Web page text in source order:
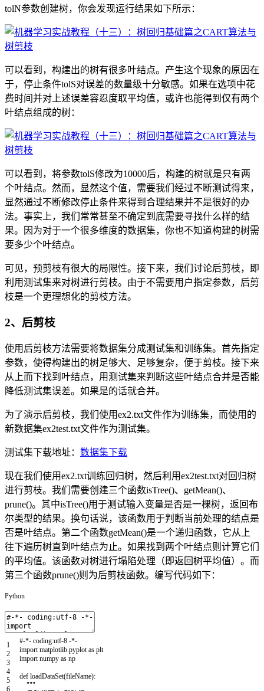
tolN参数创建树，你会发现运行结果如下所示：
可以看到，构建出的树有很多叶结点。产生这个现象的原因在
于，停止条件tolS对误差的数量级十分敏感。如果在选项中花
费时间并对上述误差容忍度取平均值，或许也能得到仅有两个
叶结点组成的树：
可以看到，将参数tolS修改为10000后，构建的树就是只有两
个叶结点。然而，显然这个值，需要我们经过不断测试得来，
显然通过不断修改停止条件来得到合理结果并不是很好的办
法。事实上，我们常常甚至不确定到底需要寻找什么样的结
果。因为对于一个很多维度的数据集，你也不知道构建的树需
要多少个叶结点。
可见，预剪枝有很大的局限性。接下来，我们讨论后剪枝，即
利用测试集来对树进行剪枝。由于不需要用户指定参数，后剪
枝是一个更理想化的剪枝方法。
2、后剪枝
使用后剪枝方法需要将数据集分成测试集和训练集。首先指定
参数，使得构建出的树足够大、足够复杂，便于剪枝。接下来
从上而下找到叶结点，用测试集来判断这些叶结点合并是否能
降低测试集误差。如果是的话就合并。
为了演示后剪枝，我们使用ex2.txt文件作为训练集，而使用的
新数据集ex2test.txt文件作为测试集。
测试集下载地址： 数据集下载
现在我们使用ex2.txt训练回归树，然后利用ex2test.txt对回归树
进行剪枝。我们需要创建三个函数isTree()、getMean()、
prune()。其中isTree()用于测试输入变量是否是一棵树，返回布
尔类型的结果。换句话说，该函数用于判断当前处理的结点是
否是叶结点。第二个函数getMean()是一个递归函数，它从上
往下遍历树直到叶结点为止。如果找到两个叶结点则计算它们
的平均值。该函数对树进行塌陷处理（即返回树平均值）。而
第三个函数prune()则为后剪枝函数。编写代码如下：
Python
1
2
3
4
5
6
#-*- coding:utf-8 -*-
import matplotlib pyplot as plt
import numpy as np
def loadDataSet(fileName):
"""